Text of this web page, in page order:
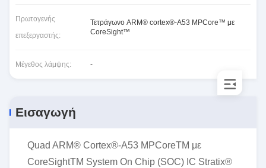
Πρωτογενής
επεξεργαστής:
Τετράγωνο ARM® cortex®-A53 MPCore™ με
CoreSight™
Μέγεθος λάμψης: -
Εισαγωγή
Quad ARM® Cortex®-A53 MPCoreTM με
CoreSightTM System On Chip (SOC) IC Stratix®